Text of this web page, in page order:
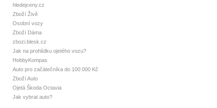
hledejceny.cz
Zboží Živě
Osobní vozy
Zboží Dáma
zbozi.blesk.cz
Jak na prohlídku ojetého vozu?
HobbyKompas
Auto pro začátečníka do 100 000 Kč
Zboží Auto
Ojetá Škoda Octavia
Jak vybrat auto?